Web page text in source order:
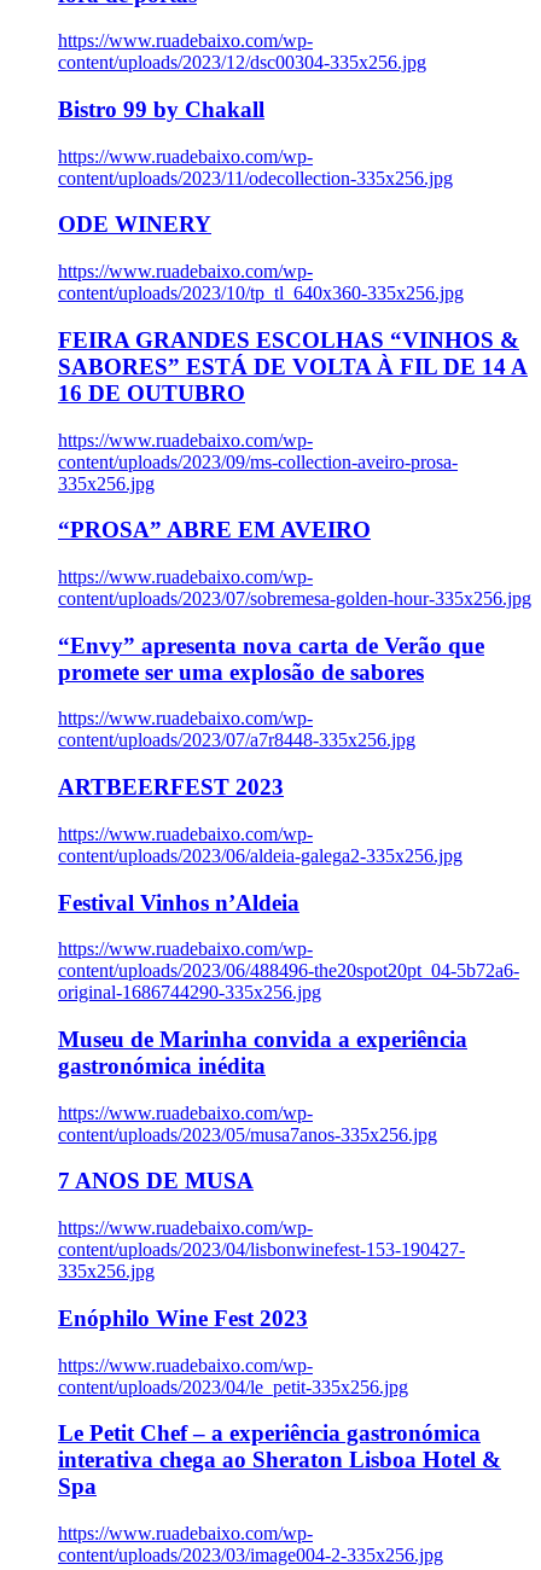
https://www.ruadebaixo.com/wp-
content/uploads/2023/12/dsc00304-335x256.jpg
Bistro 99 by Chakall
https://www.ruadebaixo.com/wp-
content/uploads/2023/11/odecollection-335x256.jpg
ODE WINERY
https://www.ruadebaixo.com/wp-
content/uploads/2023/10/tp_tl_640x360-335x256.jpg
FEIRA GRANDES ESCOLHAS “VINHOS &
SABORES” ESTÁ DE VOLTA À FIL DE 14 A
16 DE OUTUBRO
https://www.ruadebaixo.com/wp-
content/uploads/2023/09/ms-collection-aveiro-prosa-
335x256.jpg
“PROSA” ABRE EM AVEIRO
https://www.ruadebaixo.com/wp-
content/uploads/2023/07/sobremesa-golden-hour-335x256.jpg
“Envy” apresenta nova carta de Verão que
promete ser uma explosão de sabores
https://www.ruadebaixo.com/wp-
content/uploads/2023/07/a7r8448-335x256.jpg
ARTBEERFEST 2023
https://www.ruadebaixo.com/wp-
content/uploads/2023/06/aldeia-galega2-335x256.jpg
Festival Vinhos n’Aldeia
https://www.ruadebaixo.com/wp-
content/uploads/2023/06/488496-the20spot20pt_04-5b72a6-
original-1686744290-335x256.jpg
Museu de Marinha convida a experiência
gastronómica inédita
https://www.ruadebaixo.com/wp-
content/uploads/2023/05/musa7anos-335x256.jpg
7 ANOS DE MUSA
https://www.ruadebaixo.com/wp-
content/uploads/2023/04/lisbonwinefest-153-190427-
335x256.jpg
Enóphilo Wine Fest 2023
https://www.ruadebaixo.com/wp-
content/uploads/2023/04/le_petit-335x256.jpg
Le Petit Chef – a experiência gastronómica
interativa chega ao Sheraton Lisboa Hotel &
Spa
https://www.ruadebaixo.com/wp-
content/uploads/2023/03/image004-2-335x256.jpg